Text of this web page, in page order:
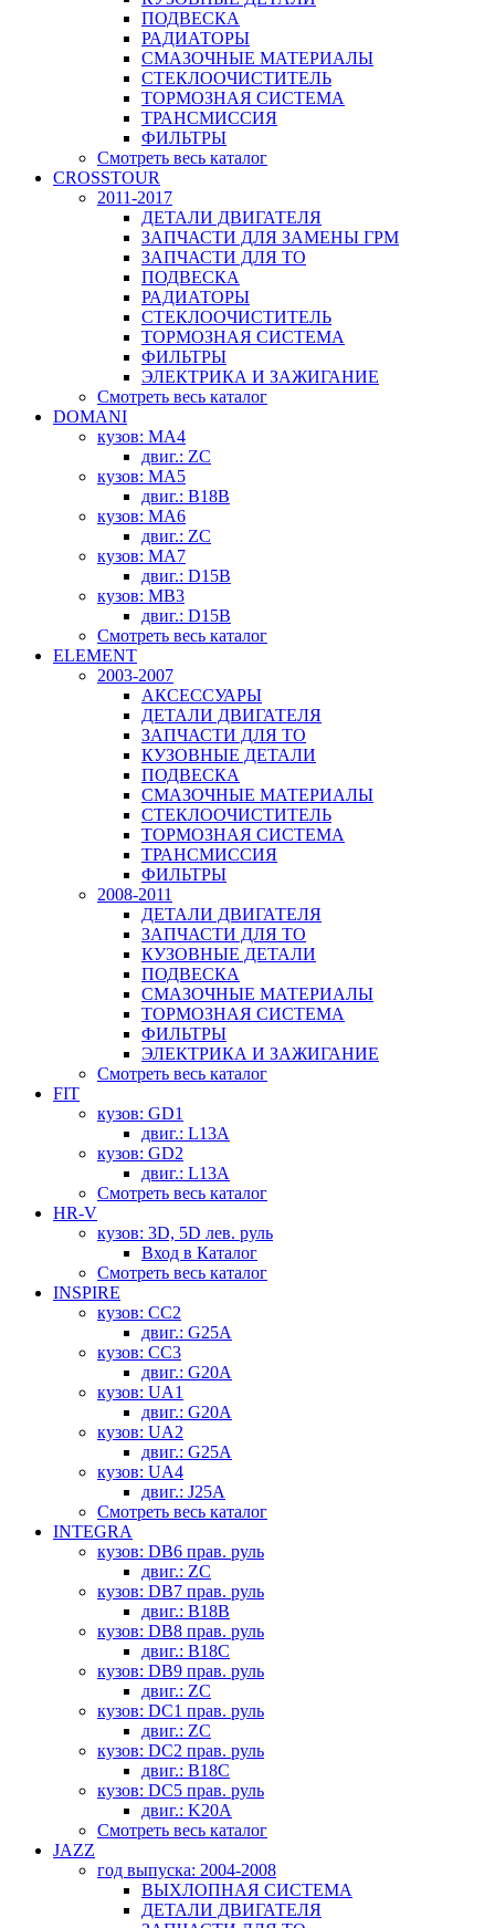
ПОДВЕСКА
РАДИАТОРЫ
СМАЗОЧНЫЕ МАТЕРИАЛЫ
СТЕКЛООЧИСТИТЕЛЬ
ТОРМОЗНАЯ СИСТЕМА
ТРАНСМИССИЯ
ФИЛЬТРЫ
Смотреть весь каталог
CROSSTOUR
2011-2017
ДЕТАЛИ ДВИГАТЕЛЯ
ЗАПЧАСТИ ДЛЯ ЗАМЕНЫ ГРМ
ЗАПЧАСТИ ДЛЯ ТО
ПОДВЕСКА
РАДИАТОРЫ
СТЕКЛООЧИСТИТЕЛЬ
ТОРМОЗНАЯ СИСТЕМА
ФИЛЬТРЫ
ЭЛЕКТРИКА И ЗАЖИГАНИЕ
Смотреть весь каталог
DOMANI
кузов: MA4
двиг.: ZC
кузов: MA5
двиг.: B18B
кузов: MA6
двиг.: ZC
кузов: MA7
двиг.: D15B
кузов: MB3
двиг.: D15B
Смотреть весь каталог
ELEMENT
2003-2007
АКСЕССУАРЫ
ДЕТАЛИ ДВИГАТЕЛЯ
ЗАПЧАСТИ ДЛЯ ТО
КУЗОВНЫЕ ДЕТАЛИ
ПОДВЕСКА
СМАЗОЧНЫЕ МАТЕРИАЛЫ
СТЕКЛООЧИСТИТЕЛЬ
ТОРМОЗНАЯ СИСТЕМА
ТРАНСМИССИЯ
ФИЛЬТРЫ
2008-2011
ДЕТАЛИ ДВИГАТЕЛЯ
ЗАПЧАСТИ ДЛЯ ТО
КУЗОВНЫЕ ДЕТАЛИ
ПОДВЕСКА
СМАЗОЧНЫЕ МАТЕРИАЛЫ
ТОРМОЗНАЯ СИСТЕМА
ФИЛЬТРЫ
ЭЛЕКТРИКА И ЗАЖИГАНИЕ
Смотреть весь каталог
FIT
кузов: GD1
двиг.: L13A
кузов: GD2
двиг.: L13A
Смотреть весь каталог
HR-V
кузов: 3D, 5D лев. руль
Вход в Каталог
Смотреть весь каталог
INSPIRE
кузов: CC2
двиг.: G25A
кузов: CC3
двиг.: G20A
кузов: UA1
двиг.: G20A
кузов: UA2
двиг.: G25A
кузов: UA4
двиг.: J25A
Смотреть весь каталог
INTEGRA
кузов: DB6 прав. руль
двиг.: ZC
кузов: DB7 прав. руль
двиг.: B18B
кузов: DB8 прав. руль
двиг.: B18C
кузов: DB9 прав. руль
двиг.: ZC
кузов: DC1 прав. руль
двиг.: ZC
кузов: DC2 прав. руль
двиг.: B18C
кузов: DC5 прав. руль
двиг.: K20A
Смотреть весь каталог
JAZZ
год выпуска: 2004-2008
ВЫХЛОПНАЯ СИСТЕМА
ДЕТАЛИ ДВИГАТЕЛЯ